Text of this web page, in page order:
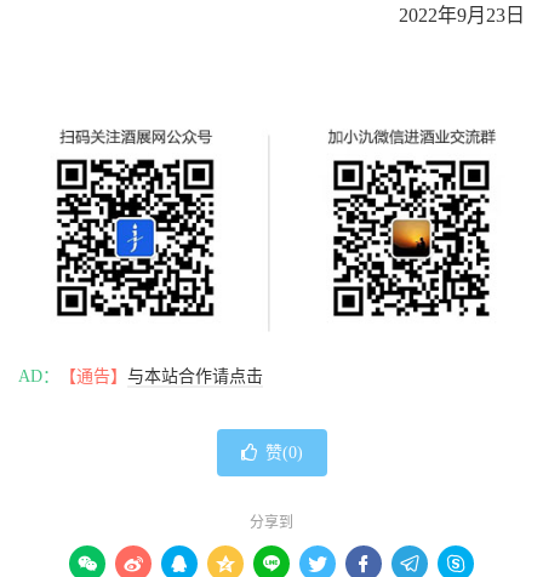
2022年9月23日
AD： 【通告】 与本站合作请点击
赞(0)
分享到
        